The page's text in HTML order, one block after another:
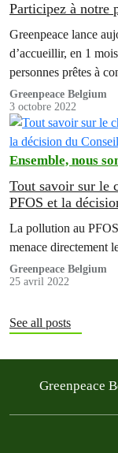
Participez à notre
Greenpeace lance
d’accueillir, en 1
personnes prêtes à
soutien mensuel.
Greenpeace Belgium
3 octobre 2022
Ensemble, nous
Tout savoir sur le
PFOS et la
La pollution au
menace directement
Greenpeace Belgium
25 avril 2022
See all posts
Greenpeace